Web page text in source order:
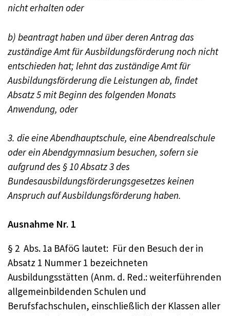
nicht erhalten oder
b) beantragt haben und über deren Antrag das
zuständige Amt für Ausbildungsförderung noch nicht
entschieden hat; lehnt das zuständige Amt für
Ausbildungsförderung die Leistungen ab, findet
Absatz 5 mit Beginn des folgenden Monats
Anwendung, oder
3. die eine Abendhauptschule, eine Abendrealschule
oder ein Abendgymnasium besuchen, sofern sie
aufgrund des § 10 Absatz 3 des
Bundesausbildungsförderungsgesetzes keinen
Anspruch auf Ausbildungsförderung haben.
Ausnahme Nr. 1
§ 2 Abs. 1a BAföG lautet: Für den Besuch der in
Absatz 1 Nummer 1 bezeichneten
Ausbildungsstätten (Anm. d. Red.: weiterführenden
allgemeinbildenden Schulen und
Berufsfachschulen, einschließlich der Klassen aller